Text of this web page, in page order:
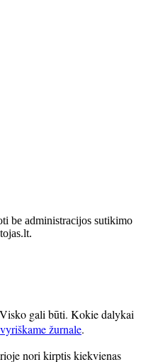
be administracijos sutikimo
gali būti. Kokie dalykai
vyriškame žurnale.
nori kirptis kiekvienas